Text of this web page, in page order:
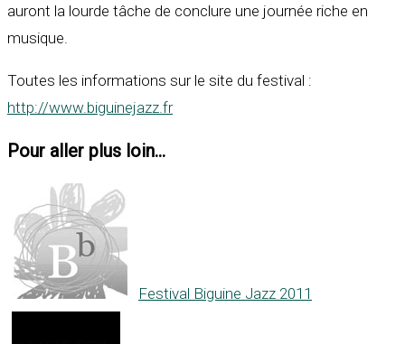
auront la lourde tâche de conclure une journée riche en
musique.
Toutes les informations sur le site du festival :
http://www.biguinejazz.fr
Pour aller plus loin...
Festival Biguine Jazz 2011